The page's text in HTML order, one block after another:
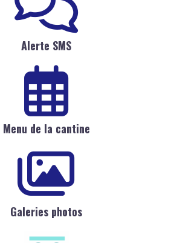
Alerte SMS
Menu de la cantine
Galeries photos